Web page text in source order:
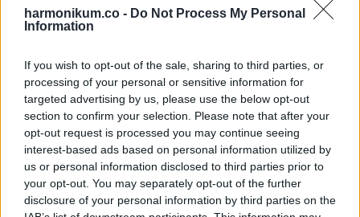
harmonikum.co - Do Not Process My Personal
Information
If you wish to opt-out of the sale, sharing to third parties, or
processing of your personal or sensitive information for
targeted advertising by us, please use the below opt-out
section to confirm your selection. Please note that after your
opt-out request is processed you may continue seeing
interest-based ads based on personal information utilized by
us or personal information disclosed to third parties prior to
your opt-out. You may separately opt-out of the further
disclosure of your personal information by third parties on the
via
Email
ELŐZŐ POSZT
Ilyen lesz november utolsó napja –
megérkezett a nagy november végi